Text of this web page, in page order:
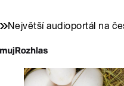
Největší audioportál na